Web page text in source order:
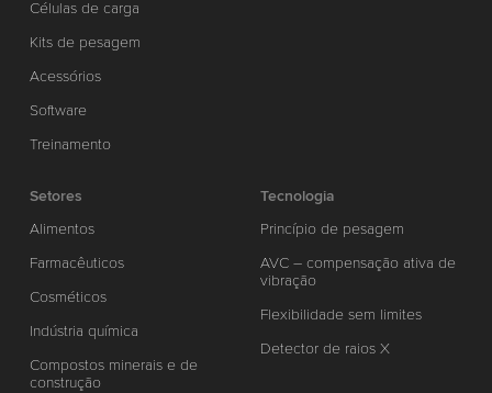
Células de carga
Kits de pesagem
Acessórios
Software
Treinamento
Setores
Alimentos
Farmacêuticos
Cosméticos
Indústria química
Compostos minerais e de
construção
Tecnologia
Princípio de pesagem
AVC – compensação ativa de
vibração
Flexibilidade sem limites
Detector de raios X